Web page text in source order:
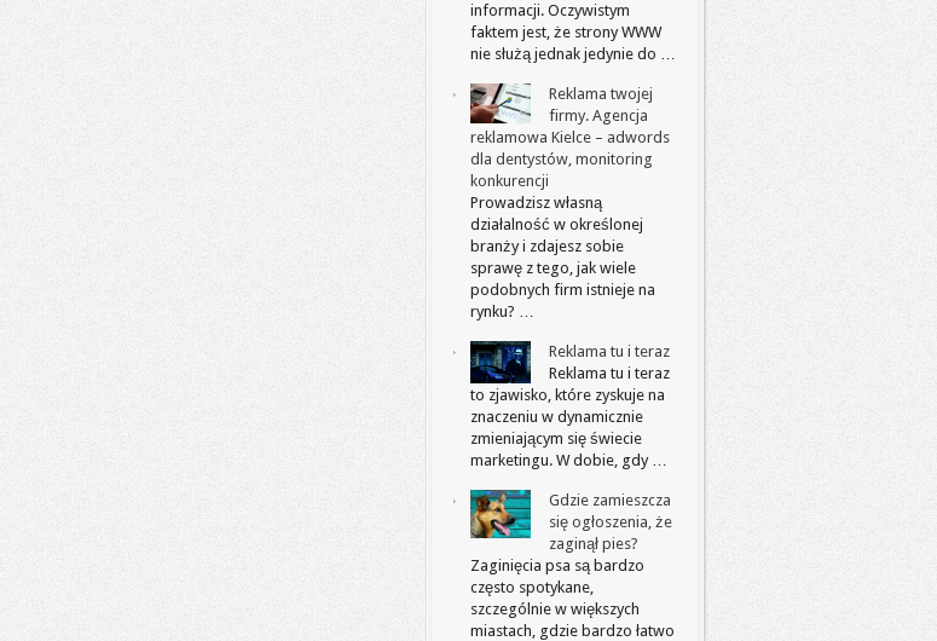
informacji. Oczywistym
faktem jest, że strony WWW
nie służą jednak jedynie do …
Reklama twojej
firmy. Agencja
reklamowa Kielce – adwords
dla dentystów, monitoring
konkurencji
Prowadzisz własną
działalność w określonej
branży i zdajesz sobie
sprawę z tego, jak wiele
podobnych firm istnieje na
rynku? …
Reklama tu i teraz
Reklama tu i teraz
to zjawisko, które zyskuje na
znaczeniu w dynamicznie
zmieniającym się świecie
marketingu. W dobie, gdy …
Gdzie zamieszcza
się ogłoszenia, że
zaginął pies?
Zaginięcia psa są bardzo
często spotykane,
szczególnie w większych
miastach, gdzie bardzo łatwo